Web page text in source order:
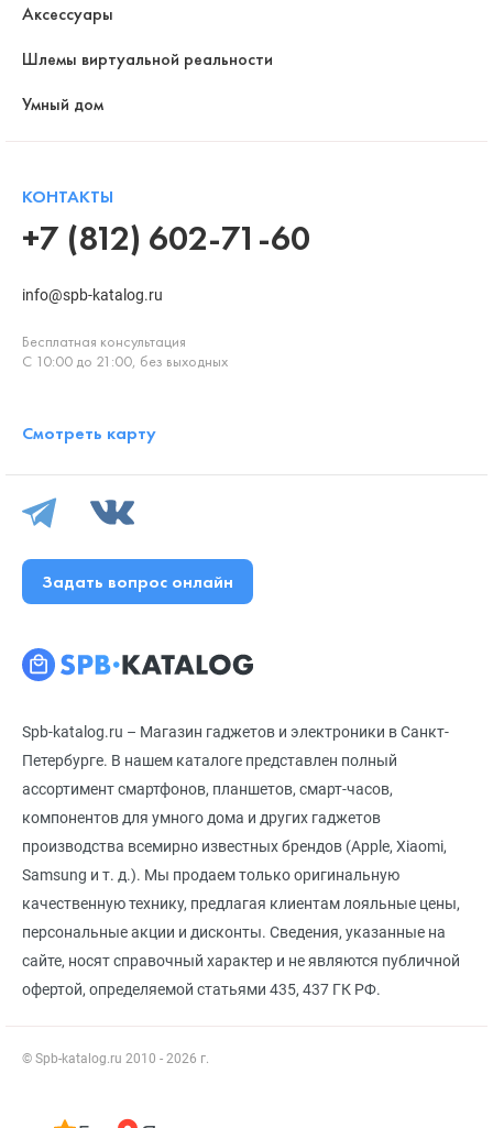
Spb-katalog.ru – Магазин гаджетов и электроники в Санкт-
Петербурге. В нашем каталоге представлен полный
ассортимент смартфонов, планшетов, смарт-часов,
компонентов для умного дома и других гаджетов
производства всемирно известных брендов (Apple, Xiaomi,
Samsung и т. д.). Мы продаем только оригинальную
качественную технику, предлагая клиентам лояльные цены,
персональные акции и дисконты. Сведения, указанные на
сайте, носят справочный характер и не являются публичной
офертой, определяемой статьями 435, 437 ГК РФ.
© Spb-katalog.ru 2010 - 2026 г.
Аксессуары
Шлемы виртуальной реальности
Умный дом
КОНТАКТЫ
+7 (812) 602-71-60
info@spb-katalog.ru
Бесплатная консультация
С 10:00 до 21:00, без выходных
Смотреть карту
Задать вопрос онлайн